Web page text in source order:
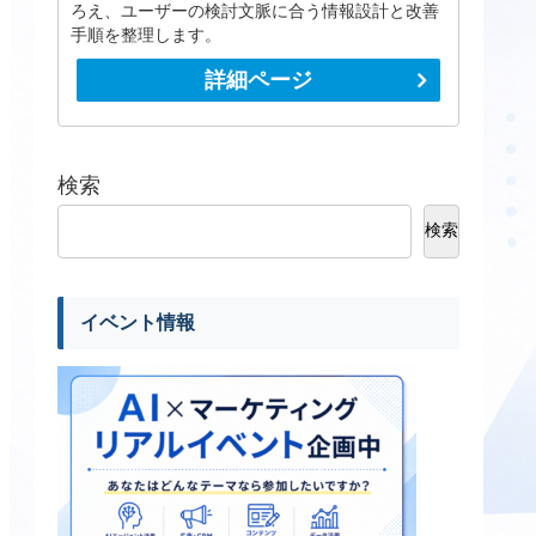
ろえ、ユーザーの検討文脈に合う情報設計と改善
手順を整理します。
詳細ページ
検索
検索
イベント情報